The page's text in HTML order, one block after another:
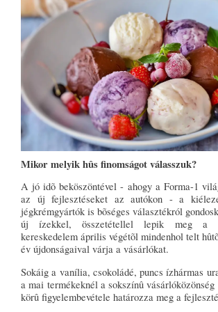
Mikor melyik hûs finomságot válasszuk?
A jó idõ beköszöntével - ahogy a Forma-1
az új fejlesztéseket az autókon - a
jégkrémgyártók is bõséges választékról
új ízekkel, összetétellel lepik meg a
kereskedelem április végétõl mindenhol telt
év újdonságaival várja a vásárlókat.
Sokáig a vanília, csokoládé, puncs ízhármas
a mai termékeknél a sokszínû vásárlóközönség
körû figyelembevétele határozza meg a